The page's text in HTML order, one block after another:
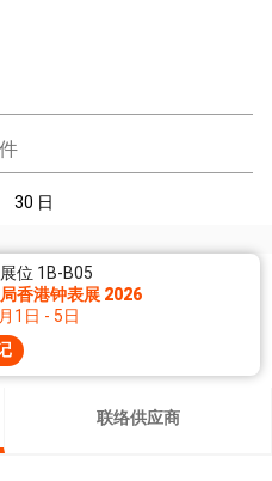
件
30 日
位 1B-B05
香港钟表展 2026
1日 - 5日
联络供应商